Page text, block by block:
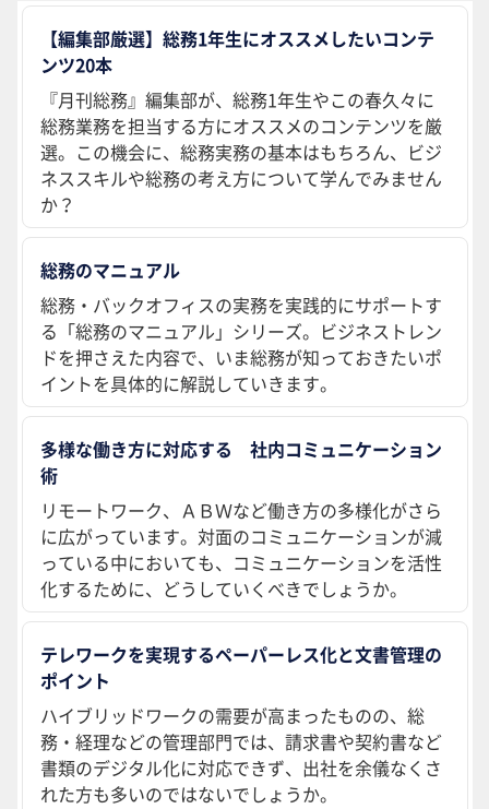
【編集部厳選】総務1年生にオススメしたいコンテ
ンツ20本
『月刊総務』編集部が、総務1年生やこの春久々に
総務業務を担当する方にオススメのコンテンツを厳
選。この機会に、総務実務の基本はもちろん、ビジ
ネススキルや総務の考え方について学んでみません
か？
総務のマニュアル
総務・バックオフィスの実務を実践的にサポートす
る「総務のマニュアル」シリーズ。ビジネストレン
ドを押さえた内容で、いま総務が知っておきたいポ
イントを具体的に解説していきます。
多様な働き方に対応する 社内コミュニケーション
術
リモートワーク、ＡＢＷなど働き方の多様化がさら
に広がっています。対面のコミュニケーションが減
っている中においても、コミュニケーションを活性
化するために、どうしていくべきでしょうか。
テレワークを実現するペーパーレス化と文書管理の
ポイント
ハイブリッドワークの需要が高まったものの、総
務・経理などの管理部門では、請求書や契約書など
書類のデジタル化に対応できず、出社を余儀なくさ
れた方も多いのではないでしょうか。